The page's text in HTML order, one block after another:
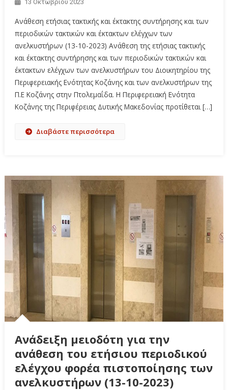
13 Οκτωβρίου 2023
Ανάθεση ετήσιας τακτικής και έκτακτης συντήρησης και των
περιοδικών τακτικών και έκτακτων ελέγχων των
ανελκυστήρων (13-10-2023) Ανάθεση της ετήσιας τακτικής
και έκτακτης συντήρησης και των περιοδικών τακτικών και
έκτακτων ελέγχων των ανελκυστήρων του Διοικητηρίου της
Περιφερειακής Ενότητας Κοζάνης και των ανελκυστήρων της
Π.Ε Κοζάνης στην Πτολεμαΐδα. Η Περιφερειακή Ενότητα
Κοζάνης της Περιφέρειας Δυτικής Μακεδονίας προτίθεται […]
Διαβάστε περισσότερα
Ανάδειξη μειοδότη για την
ανάθεση του ετήσιου περιοδικού
ελέγχου φορέα πιστοποίησης των
ανελκυστήρων (13-10-2023)